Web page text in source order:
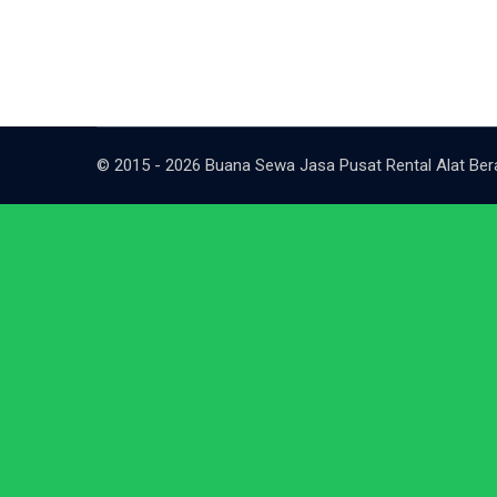
© 2015 - 2026 Buana Sewa Jasa Pusat Rental Alat